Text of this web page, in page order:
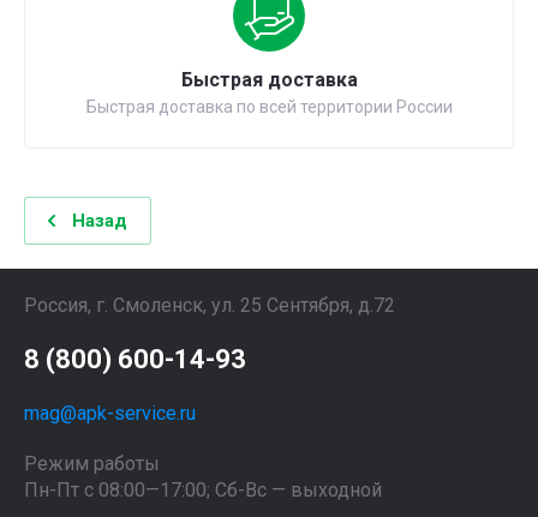
Быстрая доставка
Быстрая доставка по всей территории России
Назад
Россия, г. Смоленск, ул. 25 Сентября, д.72
8 (800) 600-14-93
mag@apk-service.ru
Режим работы
Пн-Пт с 08:00—17:00; Сб-Вс — выходной